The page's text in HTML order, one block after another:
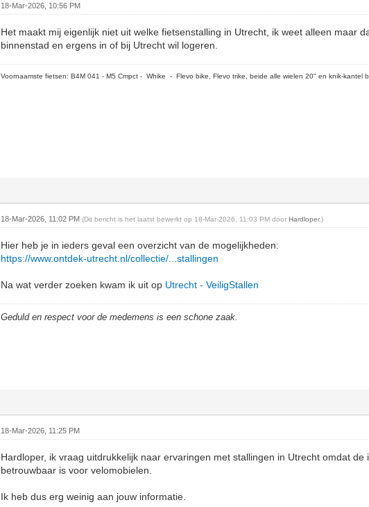
18-Mar-2026, 10:56 PM
Het maakt mij eigenlijk niet uit welke fietsenstalling in Utrecht, ik weet alleen maar
binnenstad en ergens in of bij Utrecht wil logeren.
Voornaamste fietsen: B4M 041 - M5 Cmpct - Whike - Flevo bike, Flevo trike, beide alle wielen 20" en knik-kantel
18-Mar-2026, 11:02 PM(Dit bericht is het laatst bewerkt op 18-Mar-2026, 11:03 PM doorHardloper.)
Hier heb je in ieders geval een overzicht van de mogelijkheden:
https://www.ontdek-utrecht.nl/collectie/...stallingen
Na wat verder zoeken kwam ik uit op Utrecht - VeiligStallen
Geduld en respect voor de medemens is een schone zaak.
18-Mar-2026, 11:25 PM
Hardloper, ik vraag uitdrukkelijk naar ervaringen met stallingen in Utrecht omdat
betrouwbaar is voor velomobielen.
Ik heb dus erg weinig aan jouw informatie.